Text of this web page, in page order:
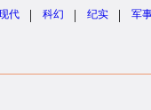
代 | 科幻 | 纪实 | 军